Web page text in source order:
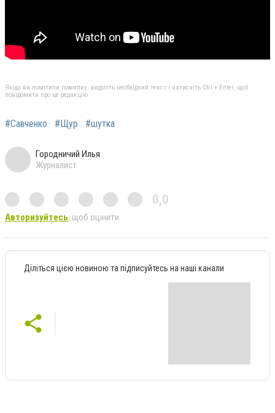
Якщо ви помітили помилку, виділіть необхідний текст і натисніть Ctrl + Enter, щоб
повідомити про це редакцію
#Савченко #Щур #шутка
Городничий Илья
Журналист
0,0
Авторизуйтесь, щоб оцінити
Діліться цією новиною та підписуйтесь на наші канали